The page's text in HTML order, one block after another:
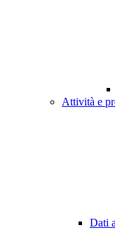
Attività e
Dati